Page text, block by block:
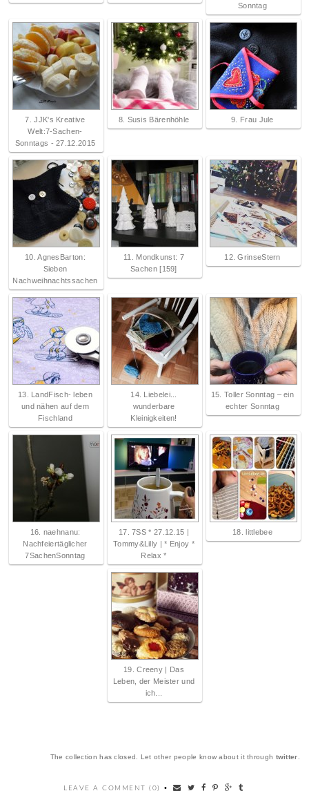
Sonntag
7. JJK's Kreative
Welt:7-Sachen-
Sonntags - 27.12.2015
8. Susis Bärenhöhle 9. Frau Jule
10. AgnesBarton:
Sieben
Nachweihnachtssachen
11. Mondkunst: 7
Sachen [159]
12. GrinseStern
13. LandFisch- leben
und nähen auf dem
Fischland
14. Liebelei...
wunderbare
Kleinigkeiten!
15. Toller Sonntag – ein
echter Sonntag
16. naehnanu:
Nachfeiertäglicher
7SachenSonntag
17. 7SS * 27.12.15 |
Tommy&Lilly | * Enjoy *
Relax *
18. littlebee
19. Creeny | Das
Leben, der Meister und
ich...
The collection has closed. Let other people know about it through twitter
LEAVE A COMMENT (0) •